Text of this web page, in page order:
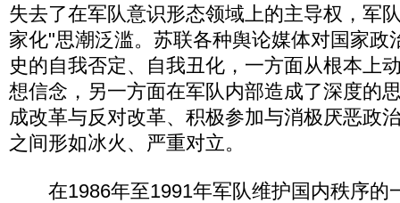
失去了在军队意识形态领域上的主导权，军
家化"思潮泛滥。苏联各种舆论媒体对国家政
史的自我否定、自我丑化，一方面从根本上
想信念，另一方面在军队内部造成了深度的
成改革与反对改革、积极参加与消极厌恶政
之间形如冰火、严重对立。
在1986年至1991年军队维护国内秩序的